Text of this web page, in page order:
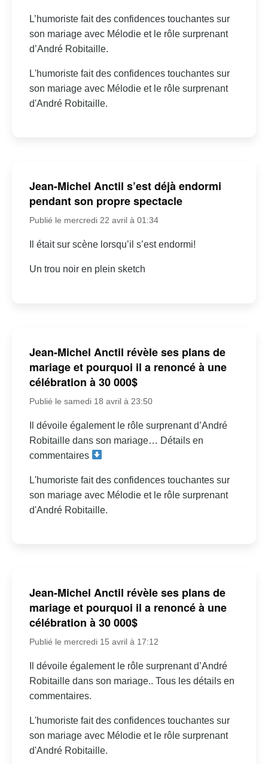
L’humoriste fait des confidences touchantes sur
son mariage avec Mélodie et le rôle surprenant
d’André Robitaille.
L'humoriste fait des confidences touchantes sur
son mariage avec Mélodie et le rôle surprenant
d'André Robitaille.
Jean-Michel Anctil s’est déjà endormi
pendant son propre spectacle
Publié le mercredi 22 avril à 01:34
Il était sur scène lorsqu’il s’est endormi!
Un trou noir en plein sketch
Jean-Michel Anctil révèle ses plans de
mariage et pourquoi il a renoncé à une
célébration à 30 000$
Publié le samedi 18 avril à 23:50
Il dévoile également le rôle surprenant d’André
Robitaille dans son mariage… Détails en
commentaires
L'humoriste fait des confidences touchantes sur
son mariage avec Mélodie et le rôle surprenant
d'André Robitaille.
Jean-Michel Anctil révèle ses plans de
mariage et pourquoi il a renoncé à une
célébration à 30 000$
Publié le mercredi 15 avril à 17:12
Il dévoile également le rôle surprenant d’André
Robitaille dans son mariage.. Tous les détails en
commentaires.
L'humoriste fait des confidences touchantes sur
son mariage avec Mélodie et le rôle surprenant
d'André Robitaille.